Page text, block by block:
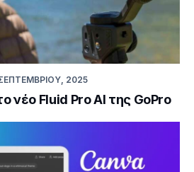
2025
νέο Fluid Pro AI της GoPro